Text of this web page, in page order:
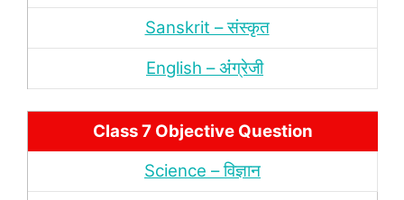
Sanskrit – संस्‍कृत
English – अंंग्रेजी
Class 7 Objective Question
Science – विज्ञान